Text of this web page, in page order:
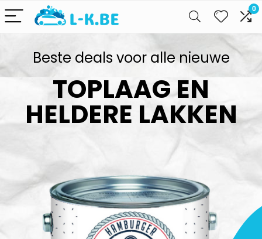
0
Beste deals voor alle nieuwe
TOPLAAG EN
HELDERE LAKKEN